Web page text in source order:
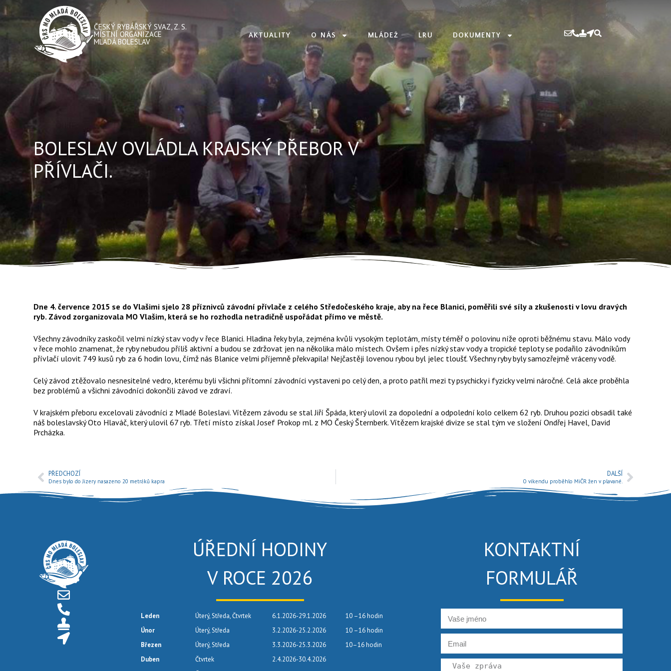
ČESKÝ RYBÁŘSKÝ SVAZ, Z. S.
MÍSTNÍ ORGANIZACE
MLADÁ BOLESLAV
AKTUALITY O NÁS MLÁDEŽ LRU DOKUMENTY
BOLESLAV OVLÁDLA KRAJSKÝ PŘEBOR V
PŘÍVLAČI.
Dne 4. července 2015 se do Vlašimi sjelo 28 příznivců závodní přívlače z celého Středočeského kraje, aby na řece Blanici, poměřili své síly a zkušenosti v lovu dravých
ryb. Závod zorganizovala MO Vlašim, která se ho rozhodla netradičně uspořádat přímo ve městě.
Všechny závodníky zaskočil velmi nízký stav vody v řece Blanici. Hladina řeky byla, zejména kvůli vysokým teplotám, místy téměř o polovinu níže oproti běžnému stavu. Málo vody
v řece mohlo znamenat, že ryby nebudou příliš aktivní a budou se zdržovat jen na několika málo místech. Ovšem i přes nízký stav vody a tropické teploty se podařilo závodníkům
přívlačí ulovit 749 kusů ryb za 6 hodin lovu, čímž nás Blanice velmi příjemně překvapila! Nejčastěji lovenou rybou byl jelec tloušť. Všechny ryby byly samozřejmě vráceny vodě.
Celý závod ztěžovalo nesnesitelné vedro, kterému byli všichni přítomní závodníci vystaveni po celý den, a proto patřil mezi ty psychicky i fyzicky velmi náročné. Celá akce proběhla
bez problémů a všichni závodníci dokončili závod ve zdraví.
V krajském přeboru excelovali závodníci z Mladé Boleslavi. Vítězem závodu se stal Jiří Špáda, který ulovil za dopolední a odpolední kolo celkem 62 ryb. Druhou pozici obsadil také
náš boleslavský Oto Hlaváč, který ulovil 67 ryb. Třetí místo získal Josef Prokop ml. z MO Český Šternberk. Vítězem krajské divize se stal tým ve složení Ondřej Havel, David
Prcházka.
PŘEDCHOZÍ
Dnes bylo do Jizery nasazeno 20 metráků kapra
DALŠÍ
O víkendu proběhlo MiČR žen v plavané.
ÚŘEDNÍ HODINY
V ROCE 2026
Leden Úterý, Středa, Čtvrtek 6.1.2026-29.1.2026
10 –16 hodin
Únor
Úterý, Středa 3.2.2026-25.2.2026
10 –16 hodin
Březen
Úterý, Středa 3.3.2026-25.3.2026
10–16 hodin
Duben
Čtvrtek
2.4.2026-30.4.2026
KONTAKTNÍ
FORMULÁŘ